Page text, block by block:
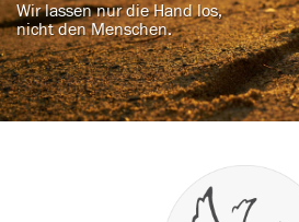
Wir lassen nur die Hand los,
nicht den Menschen.